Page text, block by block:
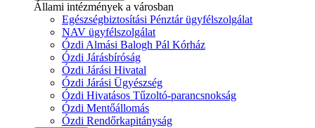
Állami intézmények a városban
Egészségbiztosítási Pénztár ügyfélszolgálat
NAV ügyfélszolgálat
Ózdi Almási Balogh Pál Kórház
Ózdi Járásbíróság
Ózdi Járási Hivatal
Ózdi Járási Ügyészség
Ózdi Hivatásos Tűzoltó-parancsnokság
Ózdi Mentőállomás
Ózdi Rendőrkapitányság